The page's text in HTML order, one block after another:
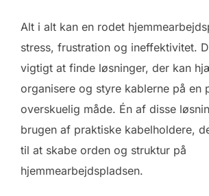
Alt i alt kan en rodet
stress, frustration og ineffektivitet.
vigtigt at finde løsninger, der kan
organisere og styre kablerne på en
overskuelig måde. Én af disse
brugen af praktiske kabelholdere,
til at skabe orden og struktur på
hjemmearbejdspladsen.